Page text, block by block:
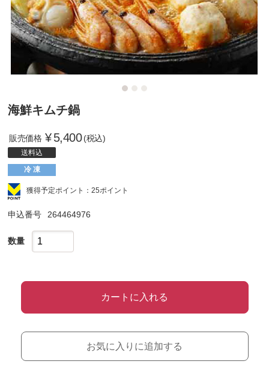
海鮮キムチ鍋
販売価格 ¥5,400 (税込)
送料込
冷 凍
獲得予定ポイント：25ポイント
申込番号 264464976
数量
カートに入れる
お気に入りに追加する